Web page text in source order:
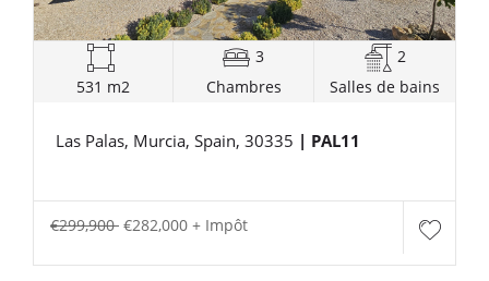
531 m2
3
Chambres
2
Salles de bains
Las Palas, Murcia, Spain, 30335 | PAL11
€299,900 €282,000 + Impôt